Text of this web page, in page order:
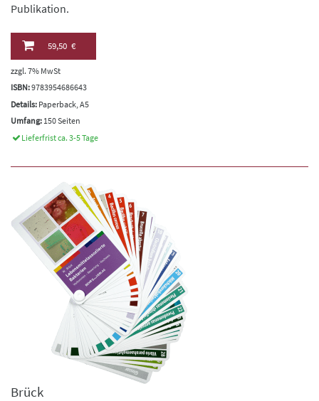
Publikation.
59,50 €
zzgl. 7% MwSt
ISBN:9783954686643
Details: Paperback, A5
Umfang: 150 Seiten
Lieferfrist ca. 3-5 Tage
Brück